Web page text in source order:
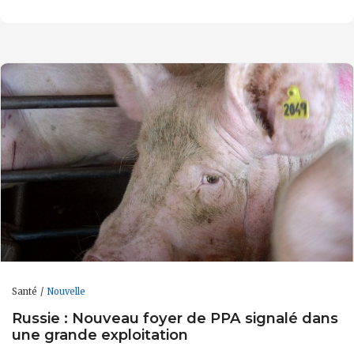
Santé Nouvelle
Russie : Nouveau foyer de PPA signalé dans
une grande exploitation